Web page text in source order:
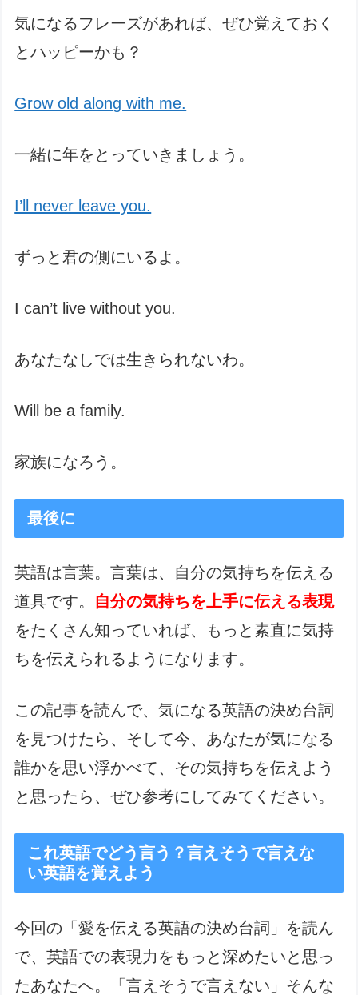
気になるフレーズがあれば、ぜひ覚えておく
とハッピーかも？
Grow old along with me.
一緒に年をとっていきましょう。
I’ll never leave you.
ずっと君の側にいるよ。
I can’t live without you.
あなたなしでは生きられないわ。
Will be a family.
家族になろう。
最後に
英語は言葉。言葉は、自分の気持ちを伝える
道具です。 自分の気持ちを上手に伝える表現
をたくさん知っていれば、もっと素直に気持
ちを伝えられるようになります。
この記事を読んで、気になる英語の決め台詞
を見つけたら、そして今、あなたが気になる
誰かを思い浮かべて、その気持ちを伝えよう
と思ったら、ぜひ参考にしてみてください。
これ英語でどう言う？言えそうで言えな
い英語を覚えよう
今回の「愛を伝える英語の決め台詞」を読ん
で、英語での表現力をもっと深めたいと思っ
たあなたへ。「言えそうで言えない」そんな